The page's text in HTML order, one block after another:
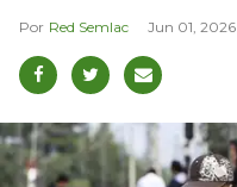
Red Semlac Jun 01, 2026